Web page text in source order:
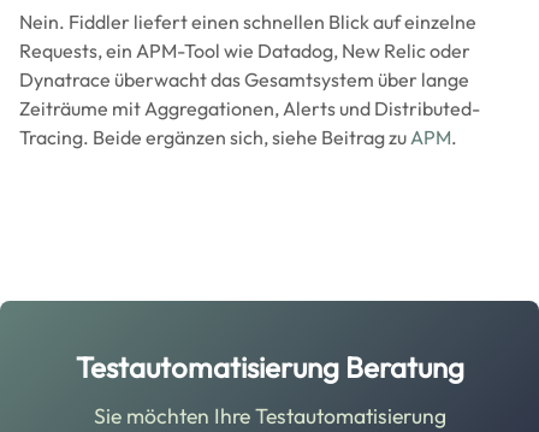
Nein. Fiddler liefert einen schnellen Blick auf einzelne
Requests, ein APM-Tool wie Datadog, New Relic oder
Dynatrace überwacht das Gesamtsystem über lange
Zeiträume mit Aggregationen, Alerts und Distributed-
Tracing. Beide ergänzen sich, siehe Beitrag zuAPM.
Testautomatisierung Beratung
Sie möchten Ihre Testautomatisierung